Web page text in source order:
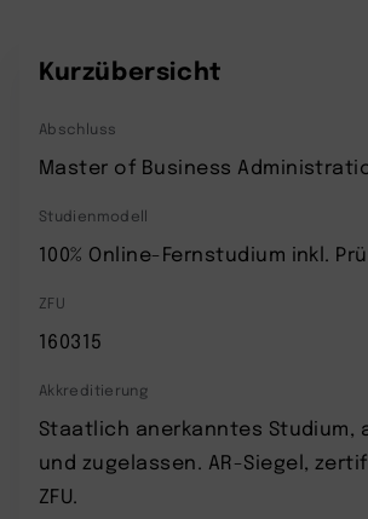
Kurzübersicht
Abschluss
Master of Business
Studienmodell
100% Online-Fernstudium inkl.
ZFU
160315
Akkreditierung
Staatlich anerkanntes Studium,
und zugelassen. AR-Siegel,
ZFU.